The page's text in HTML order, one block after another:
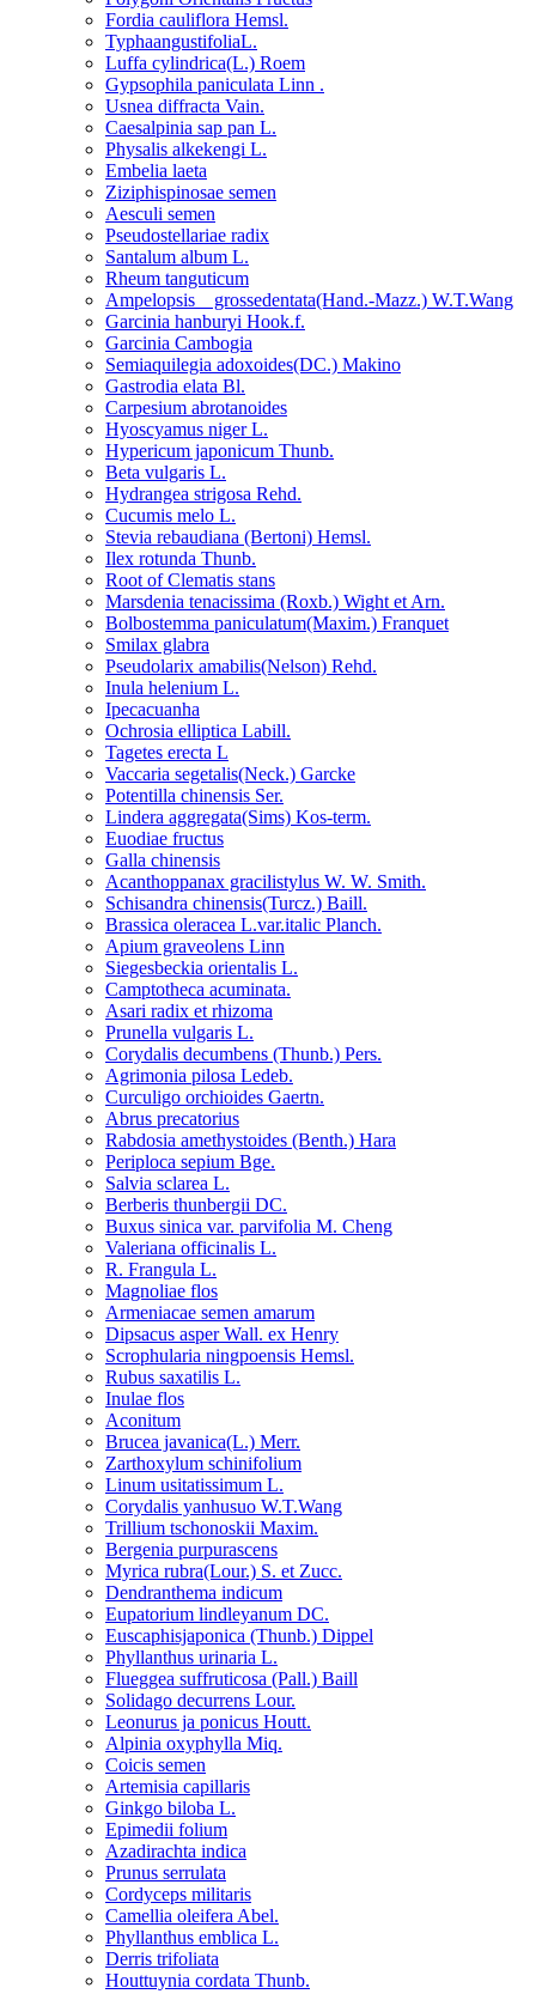
Fordia cauliflora Hemsl.
TyphaangustifoliaL.
Luffa cylindrica(L.) Roem
Gypsophila paniculata Linn .
Usnea diffracta Vain.
Caesalpinia sap pan L.
Physalis alkekengi L.
Embelia laeta
Ziziphispinosae semen
Aesculi semen
Pseudostellariae radix
Santalum album L.
Rheum tanguticum
Ampelopsis grossedentata(Hand.-Mazz.) W.T.Wang
Garcinia hanburyi Hook.f.
Garcinia Cambogia
Semiaquilegia adoxoides(DC.) Makino
Gastrodia elata Bl.
Carpesium abrotanoides
Hyoscyamus niger L.
Hypericum japonicum Thunb.
Beta vulgaris L.
Hydrangea strigosa Rehd.
Cucumis melo L.
Stevia rebaudiana (Bertoni) Hemsl.
Ilex rotunda Thunb.
Root of Clematis stans
Marsdenia tenacissima (Roxb.) Wight et Arn.
Bolbostemma paniculatum(Maxim.) Franquet
Smilax glabra
Pseudolarix amabilis(Nelson) Rehd.
Inula helenium L.
Ipecacuanha
Ochrosia elliptica Labill.
Tagetes erecta L
Vaccaria segetalis(Neck.) Garcke
Potentilla chinensis Ser.
Lindera aggregata(Sims) Kos-term.
Euodiae fructus
Galla chinensis
Acanthoppanax gracilistylus W. W. Smith.
Schisandra chinensis(Turcz.) Baill.
Brassica oleracea L.var.italic Planch.
Apium graveolens Linn
Siegesbeckia orientalis L.
Camptotheca acuminata.
Asari radix et rhizoma
Prunella vulgaris L.
Corydalis decumbens (Thunb.) Pers.
Agrimonia pilosa Ledeb.
Curculigo orchioides Gaertn.
Abrus precatorius
Rabdosia amethystoides (Benth.) Hara
Periploca sepium Bge.
Salvia sclarea L.
Berberis thunbergii DC.
Buxus sinica var. parvifolia M. Cheng
Valeriana officinalis L.
R. Frangula L.
Magnoliae flos
Armeniacae semen amarum
Dipsacus asper Wall. ex Henry
Scrophularia ningpoensis Hemsl.
Rubus saxatilis L.
Inulae flos
Aconitum
Brucea javanica(L.) Merr.
Zarthoxylum schinifolium
Linum usitatissimum L.
Corydalis yanhusuo W.T.Wang
Trillium tschonoskii Maxim.
Bergenia purpurascens
Myrica rubra(Lour.) S. et Zucc.
Dendranthema indicum
Eupatorium lindleyanum DC.
Euscaphisjaponica (Thunb.) Dippel
Phyllanthus urinaria L.
Flueggea suffruticosa (Pall.) Baill
Solidago decurrens Lour.
Leonurus ja ponicus Houtt.
Alpinia oxyphylla Miq.
Coicis semen
Artemisia capillaris
Ginkgo biloba L.
Epimedii folium
Azadirachta indica
Prunus serrulata
Cordyceps militaris
Camellia oleifera Abel.
Phyllanthus emblica L.
Derris trifoliata
Houttuynia cordata Thunb.